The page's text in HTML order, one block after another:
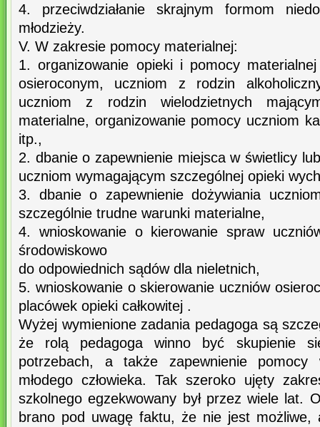
4. przeciwdziałanie skrajnym formom
młodzieży.
V. W zakresie pomocy materialnej:
1. organizowanie opieki i pomocy
osieroconym, uczniom z rodzin
uczniom z rodzin wielodzietnych
materialne, organizowanie pomocy uczniom
itp.,
2. dbanie o zapewnienie miejsca w świetlicy
uczniom wymagającym szczególnej opieki
3. dbanie o zapewnienie dożywiania
szczególnie trudne warunki materialne,
4. wnioskowanie o kierowanie spraw
środowiskowo
do odpowiednich sądów dla nieletnich,
5. wnioskowanie o skierowanie uczniów
placówek opieki całkowitej .
Wyżej wymienione zadania pedagoga są
że rolą pedagoga winno być skupienie
potrzebach, a także zapewnienie pomocy
młodego człowieka. Tak szeroko ujęty
szkolnego egzekwowany był przez wiele lat.
brano pod uwagę faktu, że nie jest możliwe,